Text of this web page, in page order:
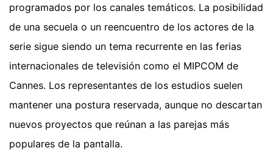
programados por los canales temáticos. La posibilidad
de una secuela o un reencuentro de los actores de la
serie sigue siendo un tema recurrente en las ferias
internacionales de televisión como el MIPCOM de
Cannes. Los representantes de los estudios suelen
mantener una postura reservada, aunque no descartan
nuevos proyectos que reúnan a las parejas más
populares de la pantalla.